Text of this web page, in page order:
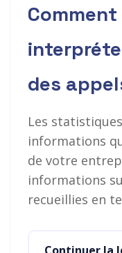
des
Les
informations
de votre
informations
recueillies en